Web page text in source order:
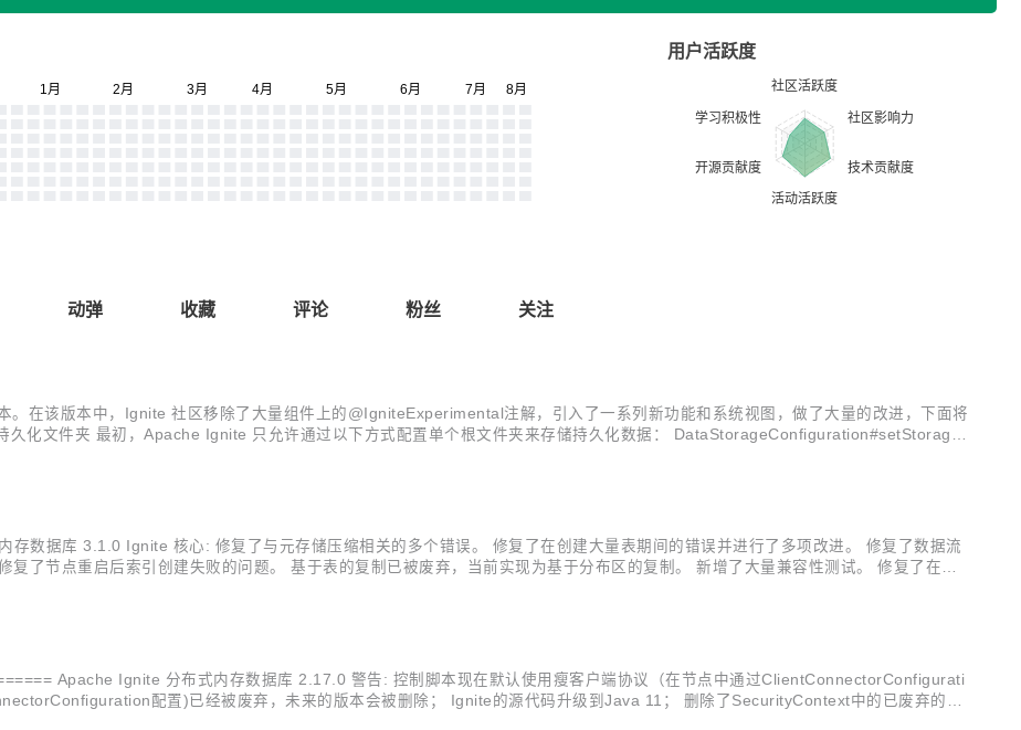
用户活跃度
动弹 收藏 评论 粉丝 关注
在该版本中，Ignite 社区移除了大量组件上的@IgniteExperimental注解，引入了一系列新功能和系统视图，做了大量的改进，下面将
久化文件夹 最初，Apache Ignite 只允许通过以下方式配置单个根文件夹来存储持久化数据： DataStorageConfiguration#setStorage
数据库 3.1.0 Ignite 核心: 修复了与元存储压缩相关的多个错误。 修复了在创建大量表期间的错误并进行了多项改进。 修复了数据流
了节点重启后索引创建失败的问题。 基于表的复制已被废弃，当前实现为基于分布区的复制。 新增了大量兼容性测试。 修复了在插
Apache Ignite 分布式内存数据库 2.17.0 警告: 控制脚本现在默认使用瘦客户端协议（在节点中通过ClientConnectorConfigurati
配置)已经被废弃，未来的版本会被删除； Ignite的源代码升级到Java 11； 删除了SecurityContext中的已废弃的认